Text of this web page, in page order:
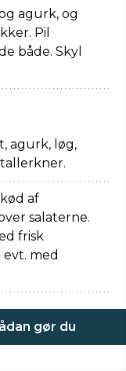
agurk, og
Pil
både. Skyl
agurk, løg,
af
salaterne.
frisk
evt. med
gør du